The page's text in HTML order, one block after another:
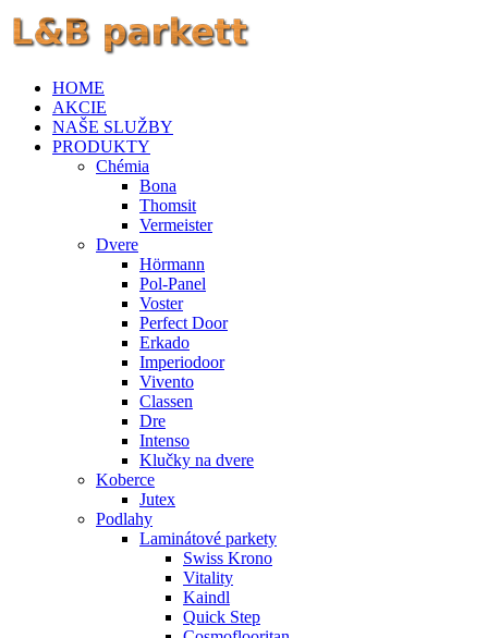
HOME
AKCIE
NAŠE SLUŽBY
PRODUKTY
Chémia
Bona
Thomsit
Vermeister
Dvere
Hörmann
Pol-Panel
Voster
Perfect Door
Erkado
Imperiodoor
Vivento
Classen
Dre
Intenso
Klučky na dvere
Koberce
Jutex
Podlahy
Laminátové parkety
Swiss Krono
Vitality
Kaindl
Quick Step